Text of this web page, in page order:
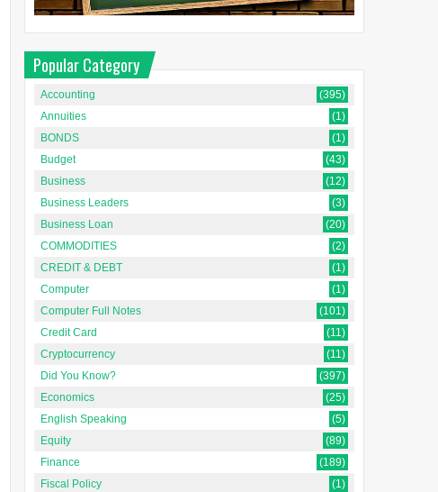
Popular Category
Accounting
(395)
Annuities
(1)
BONDS
(1)
Budget
(43)
Business
(12)
Business Leaders
(3)
Business Loan
(20)
COMMODITIES
(2)
CREDIT & DEBT
(1)
Computer
(1)
Computer Full Notes
(101)
Credit Card
(11)
Cryptocurrency
(11)
Did You Know?
(397)
Economics
(25)
English Speaking
(5)
Equity
(89)
Finance
(189)
Fiscal Policy
(1)